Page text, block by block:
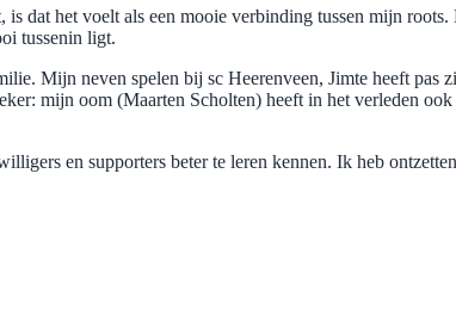
is dat het voelt als een mooie verbinding tussen mijn
tussenin ligt.
Mijn neven spelen bij sc Heerenveen, Jimte heeft
mijn oom (Maarten Scholten) heeft in het verleden
en supporters beter te leren kennen. Ik heb